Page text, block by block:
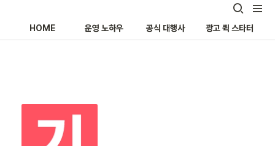
HOME 운영 노하우 공식 대행사 광고 퀵 스타터